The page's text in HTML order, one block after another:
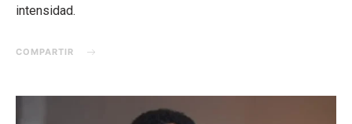
intensidad.
COMPARTIR